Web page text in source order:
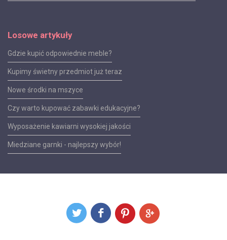
Losowe artykuły
Gdzie kupić odpowiednie meble?
Kupimy świetny przedmiot już teraz
Nowe środki na mszyce
Czy warto kupować zabawki edukacyjne?
Wyposażenie kawiarni wysokiej jakości
Miedziane garnki - najlepszy wybór!